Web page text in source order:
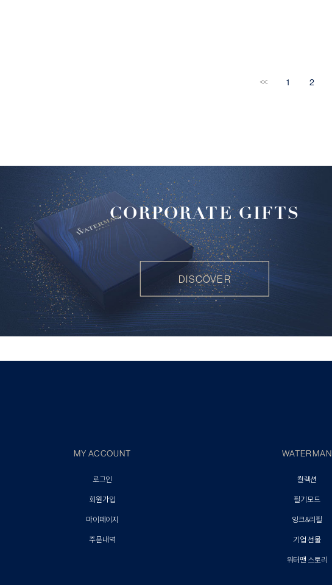
<< 1 2
CORPORATE GIFTS
DISCOVER
MY ACCOUNT
로그인
회원가입
마이페이지
주문내역
WATERMAN
컬렉션
필기모드
잉크&리필
기업 선물
워터맨 스토리